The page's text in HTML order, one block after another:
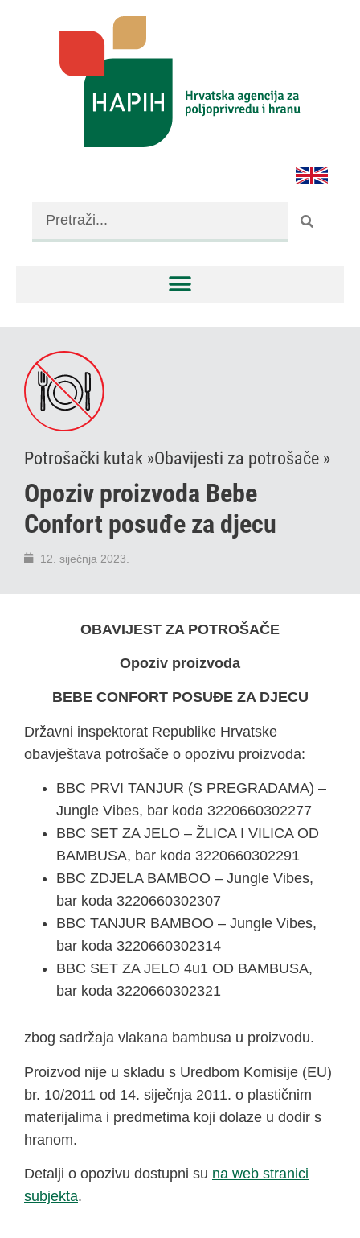
Potrošački kutak »Obavijesti za potrošače »
Opoziv proizvoda Bebe
Confort posuđe za djecu
12. siječnja 2023.
OBAVIJEST ZA POTROŠAČE
Opoziv proizvoda
BEBE CONFORT POSUĐE ZA DJECU
Državni inspektorat Republike Hrvatske
obavještava potrošače o opozivu proizvoda:
BBC PRVI TANJUR (S PREGRADAMA) –
Jungle Vibes, bar koda 3220660302277
BBC SET ZA JELO – ŽLICA I VILICA OD
BAMBUSA, bar koda 3220660302291
BBC ZDJELA BAMBOO – Jungle Vibes,
bar koda 3220660302307
BBC TANJUR BAMBOO – Jungle Vibes,
bar koda 3220660302314
BBC SET ZA JELO 4u1 OD BAMBUSA,
bar koda 3220660302321
zbog sadržaja vlakana bambusa u proizvodu.
Proizvod nije u skladu s Uredbom Komisije (EU)
br. 10/2011 od 14. siječnja 2011. o plastičnim
materijalima i predmetima koji dolaze u dodir s
hranom.
Detalji o opozivu dostupni su na web stranici
subjekta.